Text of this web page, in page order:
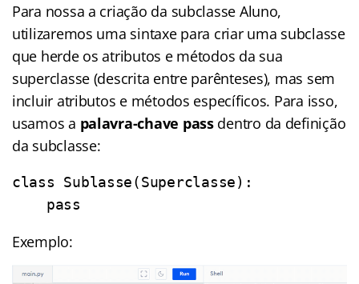
Para nossa a criação da subclasse Aluno,
utilizaremos uma sintaxe para criar uma subclasse
que herde os atributos e métodos da sua
superclasse (descrita entre parênteses), mas sem
incluir atributos e métodos específicos. Para isso,
usamos a palavra-chave passdentro da definição
da subclasse:
class Sublasse(Superclasse):
    pass
Exemplo: